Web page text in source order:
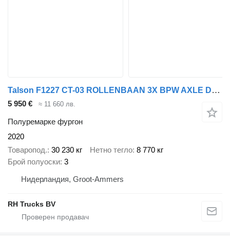
Talson F1227 CT-03 ROLLENBAAN 3X BPW AXLE DAMAGED
5 950 € ≈ 11 660 лв.
Полуремарке фургон
2020
Товаропод. 30 230 кг Нетно тегло 8 770 кг
Брой полуоски 3
Нидерландия, Groot-Ammers
RH Trucks BV